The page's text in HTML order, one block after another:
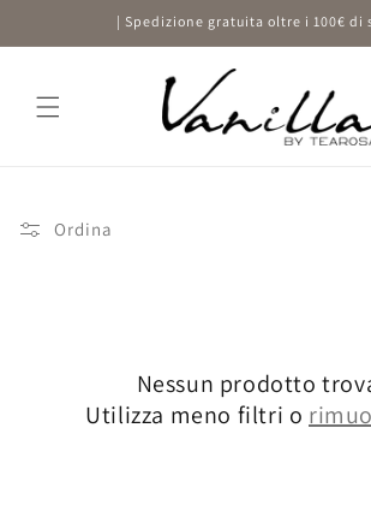
direttamente
ai contenuti
| Spedizione gratuita oltre i 100€ di
Ordina
Nessun prodotto
Utilizza meno filtri o